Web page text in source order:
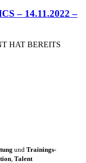
– 14.11.2022 –
HAT BEREITS
und Trainings-
Talent